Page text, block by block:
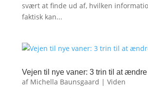
svært at finde ud af, hvilken
faktisk kan...
Vejen til nye vaner: 3 trin til at ændre
af Michella Baunsgaard | Viden